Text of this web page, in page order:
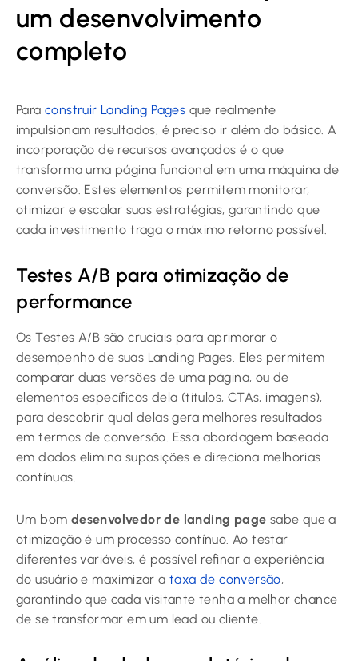
um desenvolvimento
completo
Para construir Landing Pages que realmente
impulsionam resultados, é preciso ir além do básico. A
incorporação de recursos avançados é o que
transforma uma página funcional em uma máquina de
conversão. Estes elementos permitem monitorar,
otimizar e escalar suas estratégias, garantindo que
cada investimento traga o máximo retorno possível.
Testes A/B para otimização de
performance
Os Testes A/B são cruciais para aprimorar o
desempenho de suas Landing Pages. Eles permitem
comparar duas versões de uma página, ou de
elementos específicos dela (títulos, CTAs, imagens),
para descobrir qual delas gera melhores resultados
em termos de conversão. Essa abordagem baseada
em dados elimina suposições e direciona melhorias
contínuas.
Um bom desenvolvedor de landing page sabe que a
otimização é um processo contínuo. Ao testar
diferentes variáveis, é possível refinar a experiência
do usuário e maximizar a taxa de conversão,
garantindo que cada visitante tenha a melhor chance
de se transformar em um lead ou cliente.